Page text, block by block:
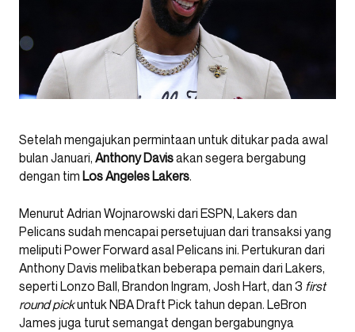
Setelah mengajukan permintaan untuk ditukar pada awal
bulan Januari, Anthony Davisakan segera bergabung
dengan tim Los Angeles Lakers.
Menurut Adrian Wojnarowski dari ESPN, Lakers dan
Pelicans sudah mencapai persetujuan dari transaksi yang
meliputi Power Forward asal Pelicans ini. Pertukuran dari
Anthony Davis melibatkan beberapa pemain dari Lakers,
seperti Lonzo Ball, Brandon Ingram, Josh Hart, dan 3 first
round pickuntuk NBA Draft Pick tahun depan. LeBron
James juga turut semangat dengan bergabungnya